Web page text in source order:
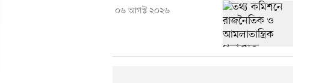
০৬ আগস্ট ২০২৬